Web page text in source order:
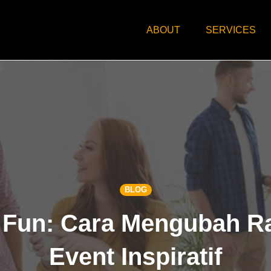
ABOUT SERVICES
BLOG
Cara Mengubah
Event Inspiratif